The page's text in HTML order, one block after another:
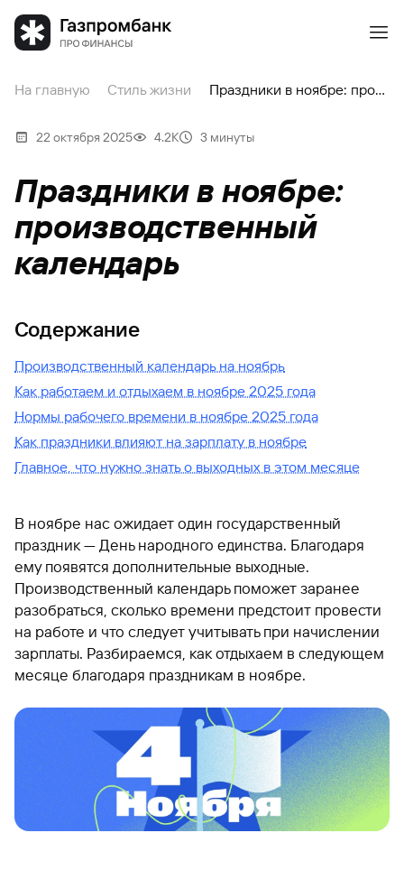
На главную Стиль жизни Праздники в ноябре: производственный календарь
22 октября 2025 4.2К 3 минуты
Праздники в ноябре:
производственный
календарь
Содержание
Производственный календарь на ноябрь
Как работаем и отдыхаем в ноябре 2025 года
Нормы рабочего времени в ноябре 2025 года
Как праздники влияют на зарплату в ноябре
Главное, что нужно знать о выходных в этом месяце
В ноябре нас ожидает один государственный
праздник — День народного единства. Благодаря
ему появятся дополнительные выходные.
Производственный календарь поможет заранее
разобраться, сколько времени предстоит провести
на работе и что следует учитывать при начислении
зарплаты. Разбираемся, как отдыхаем в следующем
месяце благодаря праздникам в ноябре.